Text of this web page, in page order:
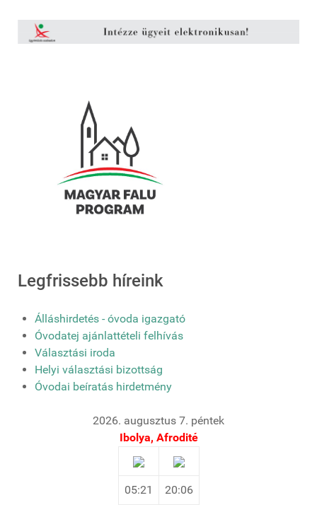
Legfrissebb híreink
Álláshirdetés - óvoda igazgató
Óvodatej ajánlattételi felhívás
Választási iroda
Helyi választási bizottság
Óvodai beíratás hirdetmény
2026. augusztus 7. péntek
Ibolya, Afrodité
05:21 20:06